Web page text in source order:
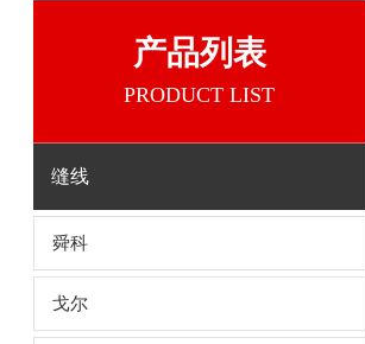
产品列表
PRODUCT LIST
缝线
舜科
戈尔